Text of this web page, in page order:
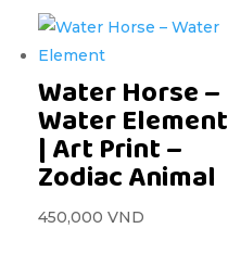
Water Horse –
Water Element
| Art Print –
Zodiac Animal
450,000 VND